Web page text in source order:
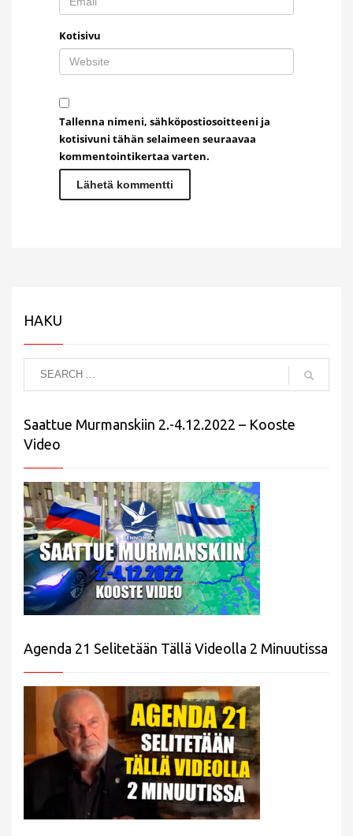
Kotisivu
Tallenna nimeni, sähköpostiosoitteeni ja
kotisivuni tähän selaimeen seuraavaa
kommentointikertaa varten.
HAKU
Saattue Murmanskiin 2.-4.12.2022 – Kooste
Video
Agenda 21 Selitetään Tällä Videolla 2 Minuutissa